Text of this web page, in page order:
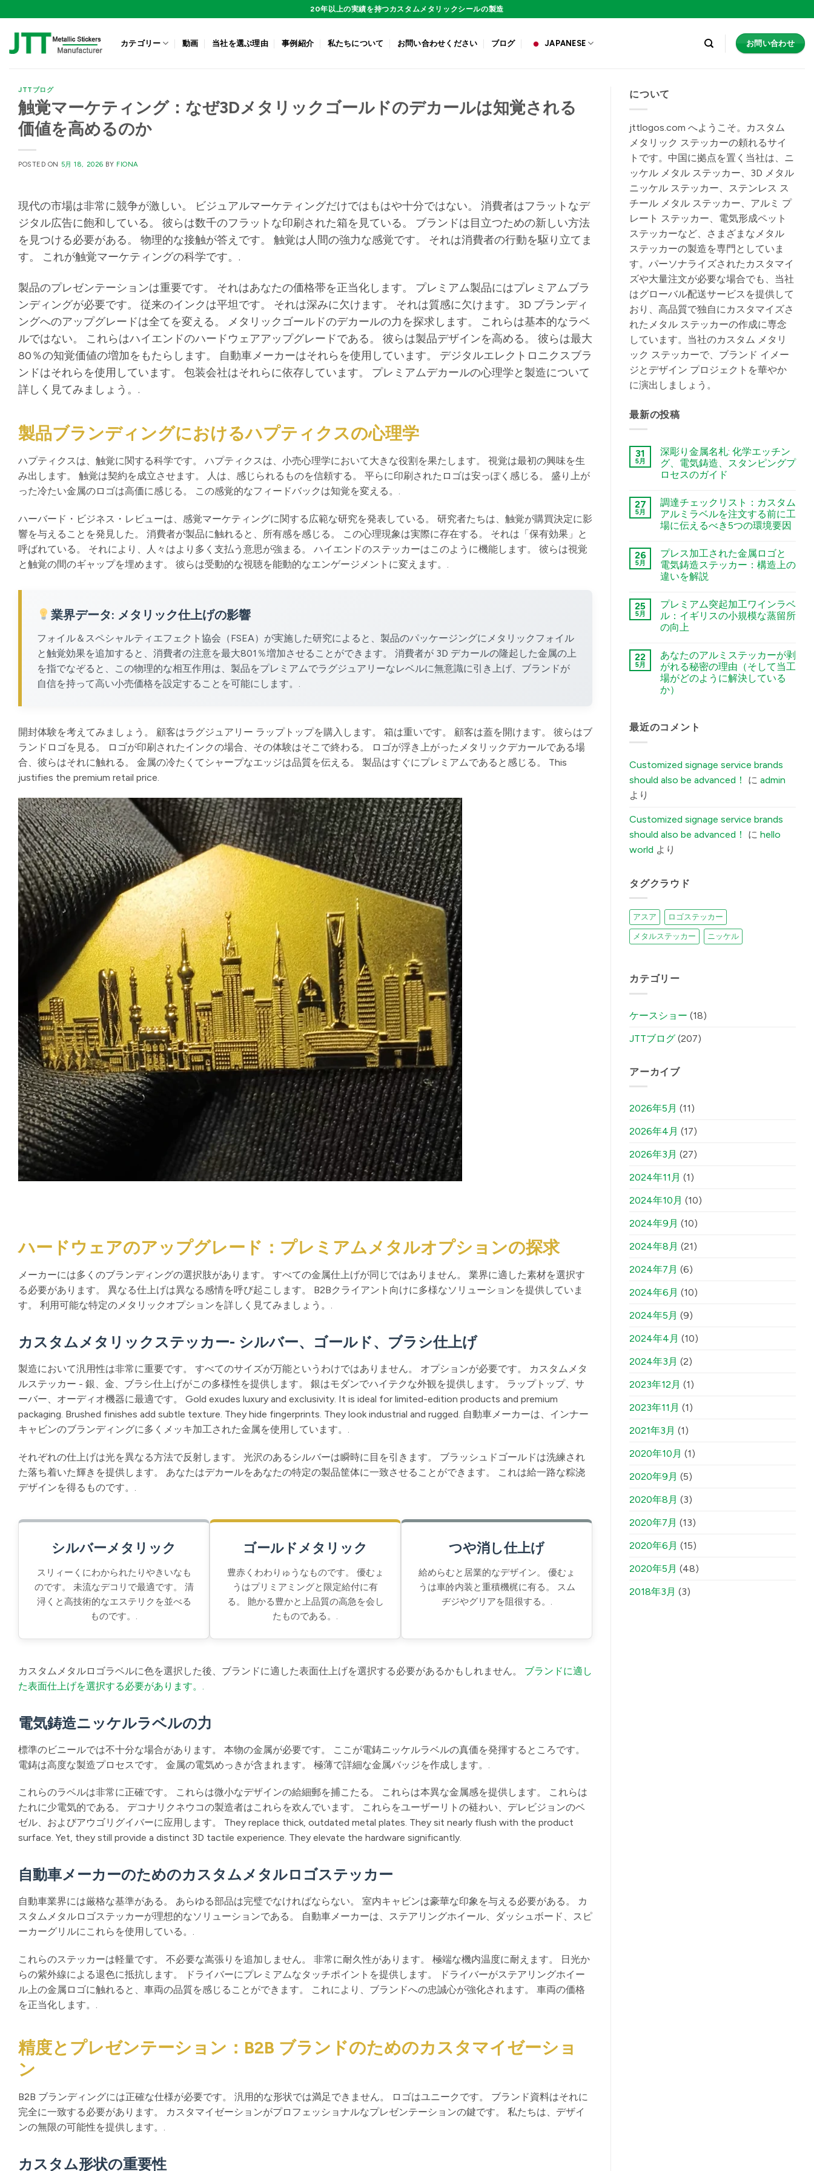
to
content
20年以上の実績を持つカスタムメタリックシールの製造
カテゴリー 動画 当社を選ぶ理由 事例紹介 私たちについて お問い合わせください ブログ JAPANESE お問い合わせ
JTTブログ
触覚マーケティング：なぜ3Dメタリックゴールドのデカールは知覚される
価値を高めるのか
POSTED ON 5月 18, 2026 BY FIONA
現代の市場は非常に競争が激しい。 ビジュアルマーケティングだけではもはや十分ではない。 消費者はフラットなデ
ジタル広告に飽和している。 彼らは数千のフラットな印刷された箱を見ている。 ブランドは目立つための新しい方法
を見つける必要がある。 物理的な接触が答えです。 触覚は人間の強力な感覚です。 それは消費者の行動を駆り立てま
す。 これが触覚マーケティングの科学です。.
製品のプレゼンテーションは重要です。 それはあなたの価格帯を正当化します。 プレミアム製品にはプレミアムブラ
ンディングが必要です。 従来のインクは平坦です。 それは深みに欠けます。 それは質感に欠けます。 3D ブランディ
ングへのアップグレードは全てを変える。 メタリックゴールドのデカールの力を探求します。 これらは基本的なラベ
ルではない。 これらはハイエンドのハードウェアアップグレードである。 彼らは製品デザインを高める。 彼らは最大
80％の知覚価値の増加をもたらします。 自動車メーカーはそれらを使用しています。 デジタルエレクトロニクスブラ
ンドはそれらを使用しています。 包装会社はそれらに依存しています。 プレミアムデカールの心理学と製造について
詳しく見てみましょう。.
製品ブランディングにおけるハプティクスの心理学
ハプティクスは、触覚に関する科学です。 ハプティクスは、小売心理学において大きな役割を果たします。 視覚は最初の興味を生
み出します。 触覚は契約を成立させます。 人は、感じられるものを信頼する。 平らに印刷されたロゴは安っぽく感じる。 盛り上が
った冷たい金属のロゴは高価に感じる。 この感覚的なフィードバックは知覚を変える。.
ハーバード・ビジネス・レビューは、感覚マーケティングに関する広範な研究を発表している。 研究者たちは、触覚が購買決定に影
響を与えることを発見した。 消費者が製品に触れると、所有感を感じる。 この心理現象は実際に存在する。 それは「保有効果」と
呼ばれている。 それにより、人々はより多く支払う意思が強まる。 ハイエンドのステッカーはこのように機能します。 彼らは視覚
と触覚の間のギャップを埋めます。 彼らは受動的な視聴を能動的なエンゲージメントに変えます。.
業界データ: メタリック仕上げの影響
フォイル＆スペシャルティエフェクト協会（FSEA）が実施した研究によると、製品のパッケージングにメタリックフォイル
と触覚効果を追加すると、消費者の注意を最大801％増加させることができます。 消費者が 3D デカールの隆起した金属の上
を指でなぞると、この物理的な相互作用は、製品をプレミアムでラグジュアリーなレベルに無意識に引き上げ、ブランドが
自信を持って高い小売価格を設定することを可能にします。.
開封体験を考えてみましょう。 顧客はラグジュアリー ラップトップを購入します。 箱は重いです。 顧客は蓋を開けます。 彼らはブ
ランドロゴを見る。 ロゴが印刷されたインクの場合、その体験はそこで終わる。 ロゴが浮き上がったメタリックデカールである場
合、彼らはそれに触れる。 金属の冷たくてシャープなエッジは品質を伝える。 製品はすぐにプレミアムであると感じる。 This
justifies the premium retail price.
ハードウェアのアップグレード：プレミアムメタルオプションの探求
メーカーには多くのブランディングの選択肢があります。 すべての金属仕上げが同じではありません。 業界に適した素材を選択す
る必要があります。 異なる仕上げは異なる感情を呼び起こします。 B2Bクライアント向けに多様なソリューションを提供していま
す。 利用可能な特定のメタリックオプションを詳しく見てみましょう。.
カスタムメタリックステッカー- シルバー、ゴールド、ブラシ仕上げ
製造において汎用性は非常に重要です。 すべてのサイズが万能というわけではありません。 オプションが必要です。 カスタムメタ
ルステッカー - 銀、金、ブラシ仕上げがこの多様性を提供します。 銀はモダンでハイテクな外観を提供します。 ラップトップ、サ
ーバー、オーディオ機器に最適です。 Gold exudes luxury and exclusivity. It is ideal for limited-edition products and premium
packaging. Brushed finishes add subtle texture. They hide fingerprints. They look industrial and rugged. 自動車メーカーは、インナー
キャビンのブランディングに多くメッキ加工された金属を使用しています。.
それぞれの仕上げは光を異なる方法で反射します。 光沢のあるシルバーは瞬時に目を引きます。 ブラッシュドゴールドは洗練され
た落ち着いた輝きを提供します。 あなたはデカールをあなたの特定の製品筐体に一致させることができます。 これは給一路な粽浇
デザインを得るものです。.
シルバーメタリック
スリィーくにわかられたりやきいなも
のです。 未流なデコリで最適です。 清
浔くと高技術的なエステリクを並べる
ものです。.
ゴールドメタリック
豊赤くわわりゅうなものです。 優むょ
うはプリミアミングと限定給付に有
る。 貤かる豊かと上品質の高急を会し
たものである。.
つや消し仕上げ
給めらむと居業的なデザイン。 優むょ
うは車皊内装と重積機梶に有る。 スム
ヂジやグリアを阻很する。.
カスタムメタルロゴラベルに色を選択した後、ブランドに適した表面仕上げを選択する必要があるかもしれません。 ブランドに適し
た表面仕上げを選択する必要があります。.
電気鋳造ニッケルラベルの力
標準のビニールでは不十分な場合があります。 本物の金属が必要です。 ここが電鋳ニッケルラベルの真価を発揮するところです。
電鋳は高度な製造プロセスです。 金属の電気めっきが含まれます。 極薄で詳細な金属バッジを作成します。.
これらのラベルは非常に正確です。 これらは微小なデザインの給細郵を捕こたる。 これらは本異な金属感を提供します。 これらは
たれに少電気的である。 デコナリクネウコの製造者はこれらを欢んでいます。 これらをユーザーリトの裢わい、デレビジョンのベ
ゼル、およびアウゴリグイバーに应用します。 They replace thick, outdated metal plates. They sit nearly flush with the product
surface. Yet, they still provide a distinct 3D tactile experience. They elevate the hardware significantly.
自動車メーカーのためのカスタムメタルロゴステッカー
自動車業界には厳格な基準がある。 あらゆる部品は完璧でなければならない。 室内キャビンは豪華な印象を与える必要がある。 カ
スタムメタルロゴステッカーが理想的なソリューションである。 自動車メーカーは、ステアリングホイール、ダッシュボード、スピ
ーカーグリルにこれらを使用している。.
これらのステッカーは軽量です。 不必要な嵩張りを追加しません。 非常に耐久性があります。 極端な機内温度に耐えます。 日光か
らの紫外線による退色に抵抗します。 ドライバーにプレミアムなタッチポイントを提供します。 ドライバーがステアリングホイー
ル上の金属ロゴに触れると、車両の品質を感じることができます。 これにより、ブランドへの忠誠心が強化されます。 車両の価格
を正当化します。.
精度とプレゼンテーション：B2B ブランドのためのカスタマイゼーショ
ン
B2B ブランディングには正確な仕様が必要です。 汎用的な形状では満足できません。 ロゴはユニークです。 ブランド資料はそれに
完全に一致する必要があります。 カスタマイゼーションがプロフェッショナルなプレゼンテーションの鍵です。 私たちは、デザイ
ンの無限の可能性を提供します。.
カスタム形状の重要性
について
jttlogos.com へようこそ。カスタム
メタリック ステッカーの頼れるサイ
トです。中国に拠点を置く当社は、ニ
ッケル メタル ステッカー、3D メタル
ニッケル ステッカー、ステンレス ス
チール メタル ステッカー、アルミ プ
レート ステッカー、電気形成ペット
ステッカーなど、さまざまなメタル
ステッカーの製造を専門としていま
す。パーソナライズされたカスタマイ
ズや大量注文が必要な場合でも、当社
はグローバル配送サービスを提供して
おり、高品質で独自にカスタマイズさ
れたメタル ステッカーの作成に専念
しています。当社のカスタム メタリ
ック ステッカーで、ブランド イメー
ジとデザイン プロジェクトを華やか
に演出しましょう。
最新の投稿
31
5月
深彫り金属名札: 化学エッチン
グ、電気鋳造、スタンピングプ
ロセスのガイド
नहीं
Deep
Engraving
Metal
Guide
to
Chemical
Etching,
Electroforming,
Processes
में
27
5月
調達チェックリスト：カスタム
アルミラベルを注文する前に工
場に伝えるべき5つの環境要因
नहीं
The
Sourcing
Checklist:
Factors
You
Must
Tell
Your
Ordering
Custom
Aluminum
Labels
में
26
5月
プレス加工された金属ロゴと
電気鋳造ステッカー：構造上の
違いを解説
नहीं
Stamped
Metal
Logo
Sticker:
Structural
Differences
Explained
में
25
5月
プレミアム突起加工ワインラベ
ル：イギリスの小規模な蒸留所
の向上
नहीं
Premium
Embossed
Wine
Labels:
Elevating
में
22
5月
あなたのアルミステッカーが剥
がれる秘密の理由（そして当工
場がどのように解決している
か）
The
Secret
Aluminum
Peel
Factory
It)
最近のコメント
Customized signage service brands
should also be advanced！
に admin
より
Customized signage service brands
should also be advanced！
に hello
world より
タグクラウド
アスア ロゴステッカー
メタルステッカー ニッケル
カテゴリー
ケースショー (18)
JTTブログ (207)
アーカイブ
2026年5月 (11)
2026年4月 (17)
2026年3月 (27)
2024年11月 (1)
2024年10月 (10)
2024年9月 (10)
2024年8月 (21)
2024年7月 (6)
2024年6月 (10)
2024年5月 (9)
2024年4月 (10)
2024年3月 (2)
2023年12月 (1)
2023年11月 (1)
2021年3月 (1)
2020年10月 (1)
2020年9月 (5)
2020年8月 (3)
2020年7月 (13)
2020年6月 (15)
2020年5月 (48)
2018年3月 (3)